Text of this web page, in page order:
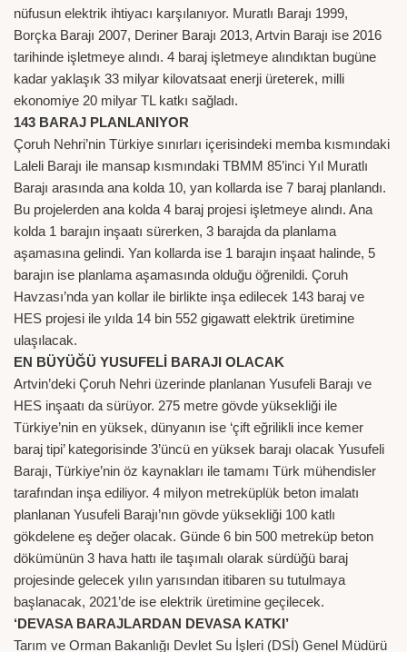
nüfusun elektrik ihtiyacı karşılanıyor. Muratlı Barajı 1999,
Borçka Barajı 2007, Deriner Barajı 2013, Artvin Barajı ise 2016
tarihinde işletmeye alındı. 4 baraj işletmeye alındıktan bugüne
kadar yaklaşık 33 milyar kilovatsaat enerji üreterek, milli
ekonomiye 20 milyar TL katkı sağladı.
143 BARAJ PLANLANIYOR
Çoruh Nehri’nin Türkiye sınırları içerisindeki memba kısmındaki
Laleli Barajı ile mansap kısmındaki TBMM 85’inci Yıl Muratlı
Barajı arasında ana kolda 10, yan kollarda ise 7 baraj planlandı.
Bu projelerden ana kolda 4 baraj projesi işletmeye alındı. Ana
kolda 1 barajın inşaatı sürerken, 3 barajda da planlama
aşamasına gelindi. Yan kollarda ise 1 barajın inşaat halinde, 5
barajın ise planlama aşamasında olduğu öğrenildi. Çoruh
Havzası’nda yan kollar ile birlikte inşa edilecek 143 baraj ve
HES projesi ile yılda 14 bin 552 gigawatt elektrik üretimine
ulaşılacak.
EN BÜYÜĞÜ YUSUFELİ BARAJI OLACAK
Artvin’deki Çoruh Nehri üzerinde planlanan Yusufeli Barajı ve
HES inşaatı da sürüyor. 275 metre gövde yüksekliği ile
Türkiye’nin en yüksek, dünyanın ise ‘çift eğrilikli ince kemer
baraj tipi’ kategorisinde 3’üncü en yüksek barajı olacak Yusufeli
Barajı, Türkiye’nin öz kaynakları ile tamamı Türk mühendisler
tarafından inşa ediliyor. 4 milyon metreküplük beton imalatı
planlanan Yusufeli Barajı’nın gövde yüksekliği 100 katlı
gökdelene eş değer olacak. Günde 6 bin 500 metreküp beton
dökümünün 3 hava hattı ile taşımalı olarak sürdüğü baraj
projesinde gelecek yılın yarısından itibaren su tutulmaya
başlanacak, 2021’de ise elektrik üretimine geçilecek.
‘DEVASA BARAJLARDAN DEVASA KATKI’
Tarım ve Orman Bakanlığı Devlet Su İşleri (DSİ) Genel Müdürü